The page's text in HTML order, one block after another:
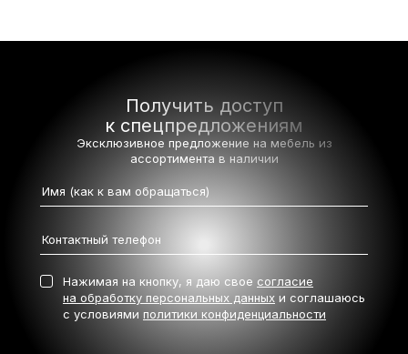
Получить доступ
к спецпредложениям
Эксклюзивное предложение на мебель из
ассортимента в наличии
Нажимая на кнопку, я даю свое согласие
на обработку персональных данных и соглашаюсь
с условиями политики конфиденциальности